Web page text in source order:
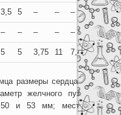
3,5 5 – – – –
– – – – – –
5 5 3,75 11 7,4 2
размеры сердца
желчного пузыря –
50 и 53 мм; место их